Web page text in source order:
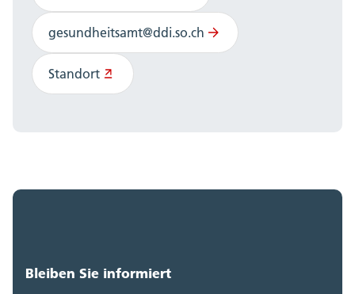
gesundheitsamt@ddi.so.ch
Standort
Bleiben Sie informiert